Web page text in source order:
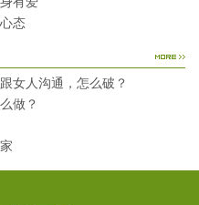
态
女人沟通，怎么破？
做？